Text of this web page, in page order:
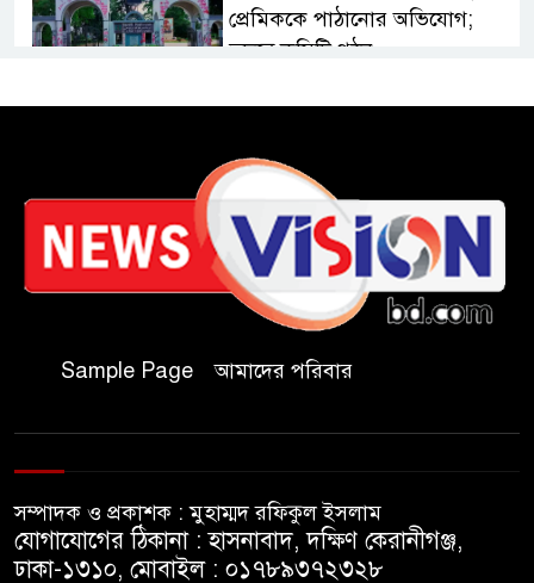
প্রেমিককে পাঠানোর অভিযোগ;
তদন্তে কমিটি গঠন
কুবিতে সেন্টার ফর জাকাত
১১ বিজিবির অভিযানে প্রায় ৯০
হাজার পিস বার্মিজ ইয়াবা উদ্ধার
চকরিয়ায় ফাঁসিয়াখালী সরকারি
প্রাথমিক বিদ্যালয়ের ম্যানেজিং
কমিটির সভাপতি নির্বাচিত মো.
ফ্যাসিবাদী সমাজব্যবস্থার
মূলোৎপাটনের লক্ষ্যে; ইবিসাস
সভাপতি
Sample Page আমাদের পরিবার
সম্পাদক ও প্রকাশক : মুহাম্মদ রফিকুল ইসলাম
যোগাযোগের ঠিকানা : হাসনাবাদ, দক্ষিণ কেরানীগঞ্জ,
ঢাকা-১৩১০, মোবাইল : ০১৭৮৯৩৭২৩২৮